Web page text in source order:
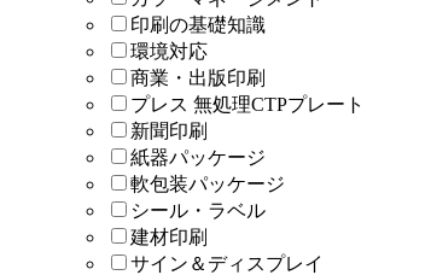
印刷の基礎知識
環境対応
商業・出版印刷
プレス 無処理CTPプレート
新聞印刷
紙器パッケージ
軟包装パッケージ
シール・ラベル
建材印刷
サイン＆ディスプレイ